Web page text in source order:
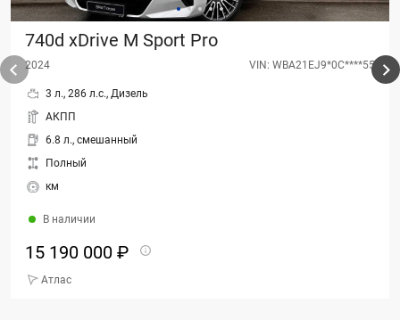
740d xDrive M Sport Pro
2024 VIN: WBA21EJ9*0C****55
3 л., 286 л.с., Дизель
АКПП
6.8 л., смешанный
Полный
км
В наличии
15 190 000 ₽
Атлас